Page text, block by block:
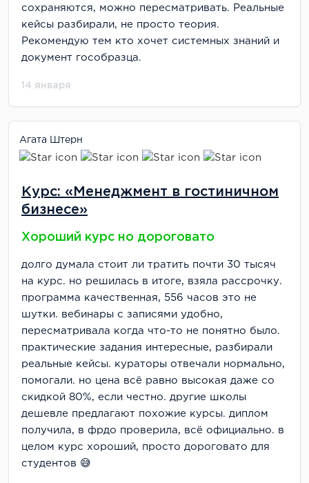
сохраняются, можно пересматривать. Реальные
кейсы разбирали, не просто теория.
Рекомендую тем кто хочет системных знаний и
документ гособразца.
14 января
Агата Штерн
Курс: «Менеджмент в гостиничном
бизнесе»
Хороший курс но дороговато
долго думала стоит ли тратить почти 30 тысяч
на курс. но решилась в итоге, взяла рассрочку.
программа качественная, 556 часов это не
шутки. вебинары с записями удобно,
пересматривала когда что-то не понятно было.
практические задания интересные, разбирали
реальные кейсы. кураторы отвечали нормально,
помогали. но цена всё равно высокая даже со
скидкой 80%, если честно. другие школы
дешевле предлагают похожие курсы. диплом
получила, в фрдо проверила, всё официально. в
целом курс хороший, просто дороговато для
студентов 😅